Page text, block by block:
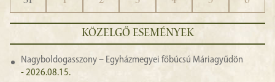
KÖZELGŐ ESEMÉNYEK
Nagyboldogasszony – Egyházmegyei főbúcsú Máriagyűdön
- 2026.08.15.